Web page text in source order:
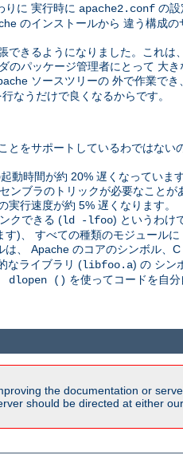
りに 実行時に apache2.conf の設
のインストールから 違う構成
きるようになりました。これは
パッケージ管理者にとって 大き
ソースツリーの 外で作業で
行なうだけで良くなるからです。
をサポートしているわではない
動時間が約 20% 遅くなっています
ブラのトリックが必要なことが
行速度が約 5% 遅くなります。
クできる (ld -lfoo) というわけ
)、 すべての種類のモジュール
、 Apache のコアのシンボル、
なライブラリ (libfoo.a) の シン
dlopen () を使ってコードを自
the documentation or
should be directed at either